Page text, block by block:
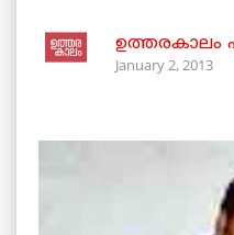
ഉത്തരകാലം
January 2, 2013